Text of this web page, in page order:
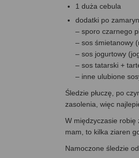
1 duża cebula
dodatki po
– sporo czarnego
– sos śmietanowy
– sos jogurtowy
– sos tatarski +
– inne ulubione
Śledzie płuczę, po
zasolenia, więc
W międzyczasie robię
mam, to kilka ziaren
Namoczone śledzie